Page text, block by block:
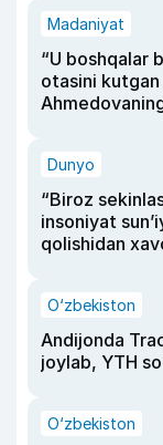
Madaniyat
“U boshqalar
otasini
Dunyo
“Biroz
insoniyat
qolishidan
O‘zbekiston
Andijonda
joylab, YTH
O‘zbekiston